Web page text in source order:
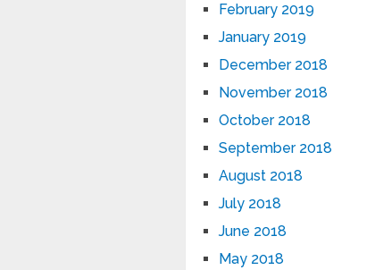
February 2019
January 2019
December 2018
November 2018
October 2018
September 2018
August 2018
July 2018
June 2018
May 2018